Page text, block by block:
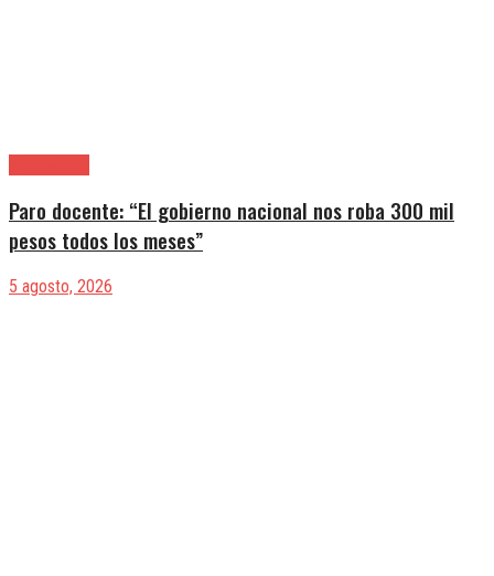
Paro docente: “El gobierno nacional nos roba 300 mil
pesos todos los meses”
5 agosto, 2026